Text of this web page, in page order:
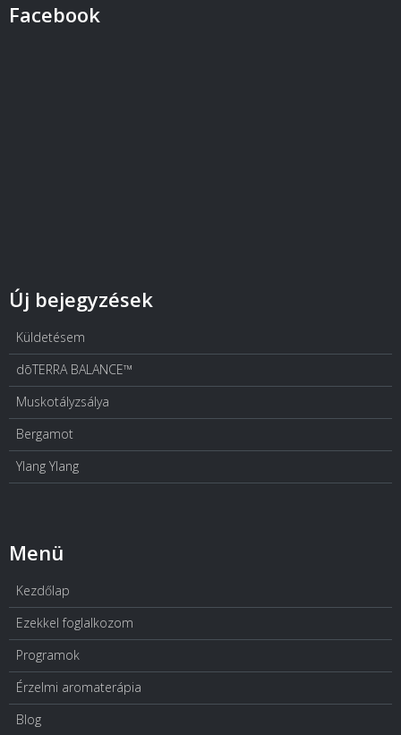
Facebook
Új bejegyzések
Küldetésem
dōTERRA BALANCE™
Muskotályzsálya
Bergamot
Ylang Ylang
Menü
Kezdőlap
Ezekkel foglalkozom
Programok
Érzelmi aromaterápia
Blog